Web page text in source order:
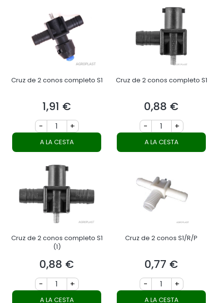
Cruz de 2 conos completo S1
Precio
1,91 €
- +
A LA CESTA
Cruz de 2 conos completo S1
Precio
0,88 €
- +
A LA CESTA
Cruz de 2 conos completo S1
(1)
Precio
0,88 €
- +
A LA CESTA
Cruz de 2 conos S1/R/P
Precio
0,77 €
- +
A LA CESTA